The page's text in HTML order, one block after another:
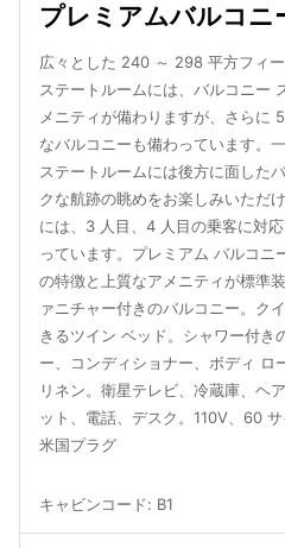
プレミアムバルコニ
広々とした 240 ～ 298 平方フィ
ステートルームには、バルコニー
メニティが備わりますが、さらに
なバルコニーも備わっています。
ステートルームには後方に面した
クな航跡の眺めをお楽しみいただ
には、3 人目、4 人目の乗客に対
っています。プレミアム バルコニ
の特徴と上質なアメニティが標準
ァニチャー付きのバルコニー。ク
きるツイン ベッド。シャワー付き
ー、コンディショナー、ボディ ロ
リネン。衛星テレビ、冷蔵庫、ヘ
ット、電話、デスク。110V、60
米国プラグ
キャビンコード: B1